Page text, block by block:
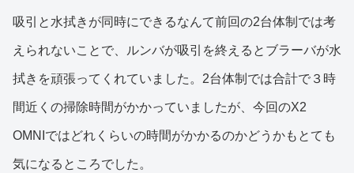
吸引と水拭きが同時にできるなんて前回の2台体制では考
えられないことで、ルンバが吸引を終えるとブラーバが水
拭きを頑張ってくれていました。2台体制では合計で３時
間近くの掃除時間がかかっていましたが、今回のX2
OMNIではどれくらいの時間がかかるのかどうかもとても
気になるところでした。